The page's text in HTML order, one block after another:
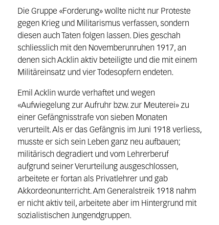
Die Gruppe «Forderung» wollte nicht nur Proteste
gegen Krieg und Militarismus verfassen, sondern
diesen auch Taten folgen lassen. Dies geschah
schliesslich mit den Novemberunruhen 1917, an
denen sich Acklin aktiv beteiligte und die mit einem
Militäreinsatz und vier Todesopfern endeten.
Emil Acklin wurde verhaftet und wegen
«Aufwiegelung zur Aufruhr bzw. zur Meuterei» zu
einer Gefängnisstrafe von sieben Monaten
verurteilt. Als er das Gefängnis im Juni 1918 verliess,
musste er sich sein Leben ganz neu aufbauen;
militärisch degradiert und vom Lehrerberuf
aufgrund seiner Verurteilung ausgeschlossen,
arbeitete er fortan als Privatlehrer und gab
Akkordeonunterricht. Am Generalstreik 1918 nahm
er nicht aktiv teil, arbeitete aber im Hintergrund mit
sozialistischen Jungendgruppen.